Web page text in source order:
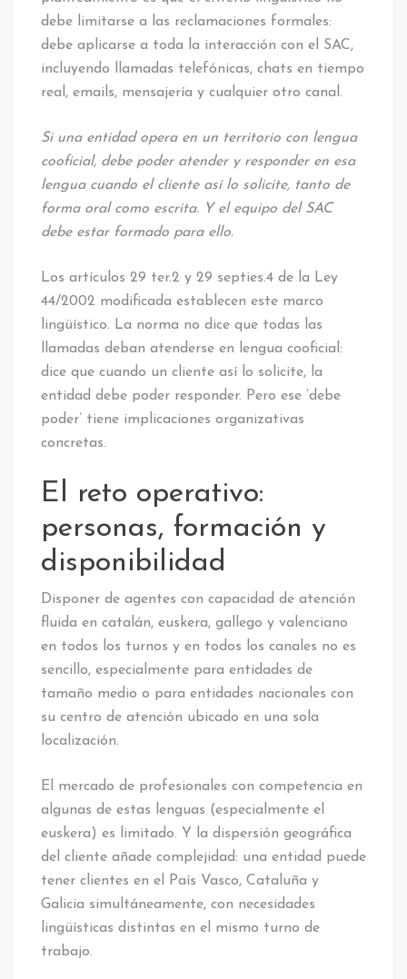
debe limitarse a las reclamaciones formales:
debe aplicarse a toda la interacción con el SAC,
incluyendo llamadas telefónicas, chats en tiempo
real, emails, mensajería y cualquier otro canal.
Si una entidad opera en un territorio con lengua
cooficial, debe poder atender y responder en esa
lengua cuando el cliente así lo solicite, tanto de
forma oral como escrita. Y el equipo del SAC
debe estar formado para ello.
Los artículos 29 ter.2 y 29 septies.4 de la Ley
44/2002 modificada establecen este marco
lingüístico. La norma no dice que todas las
llamadas deban atenderse en lengua cooficial:
dice que cuando un cliente así lo solicite, la
entidad debe poder responder. Pero ese ‘debe
poder’ tiene implicaciones organizativas
concretas.
El reto operativo:
personas, formación y
disponibilidad
Disponer de agentes con capacidad de atención
fluida en catalán, euskera, gallego y valenciano
en todos los turnos y en todos los canales no es
sencillo, especialmente para entidades de
tamaño medio o para entidades nacionales con
su centro de atención ubicado en una sola
localización.
El mercado de profesionales con competencia en
algunas de estas lenguas (especialmente el
euskera) es limitado. Y la dispersión geográfica
del cliente añade complejidad: una entidad puede
tener clientes en el País Vasco, Cataluña y
Galicia simultáneamente, con necesidades
lingüísticas distintas en el mismo turno de
trabajo.